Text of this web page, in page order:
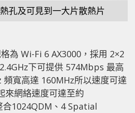
孔及可見到一大片散熱片
為 Wi-Fi 6 AX3000，採用 2×2
下可提供 574Mbps 最高
頻寬高達 160MHz所以速度可達
來網絡速度可達至約
1024QDM、4 Spatial